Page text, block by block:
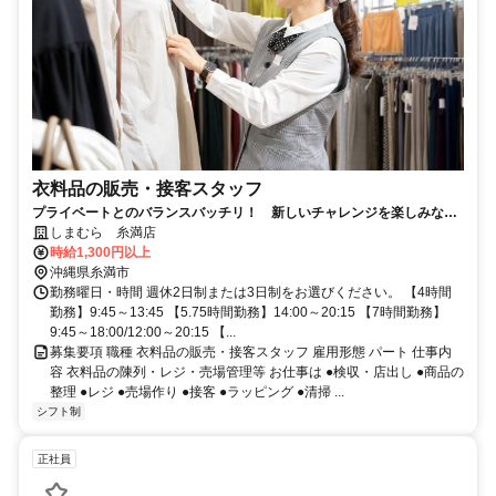
衣料品の販売・接客スタッフ
プライベートとのバランスバッチリ！ 新しいチャレンジを楽しみなが
ら成長しませんか？ 福利厚生充実
しまむら 糸満店
時給1,300円以上
沖縄県糸満市
勤務曜日・時間 週休2日制または3日制をお選びください。 【4時間
勤務】9:45～13:45 【5.75時間勤務】14:00～20:15 【7時間勤務】
9:45～18:00/12:00～20:15 【...
募集要項 職種 衣料品の販売・接客スタッフ 雇用形態 パート 仕事内
容 衣料品の陳列・レジ・売場管理等 お仕事は ●検収・店出し ●商品の
整理 ●レジ ●売場作り ●接客 ●ラッピング ●清掃 ...
シフト制
正社員